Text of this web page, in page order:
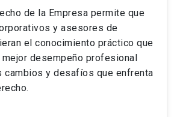
de la Empresa permite que
y asesores de
el conocimiento práctico que
desempeño profesional
cambios y desafíos que enfrenta